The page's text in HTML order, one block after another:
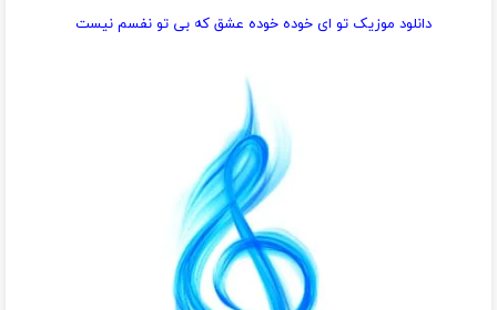
دانلود موزیک تو ای خوده خوده عشق که بی تو نفسم نیست